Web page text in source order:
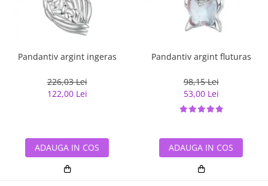
Pandantiv argint ingeras
226,03 Lei
122,00 Lei
ADAUGA IN COS
Pandantiv argint fluturas
98,15 Lei
53,00 Lei
ADAUGA IN COS